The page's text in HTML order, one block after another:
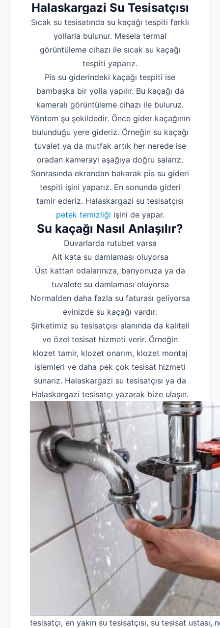
Halaskargazi Su Tesisatçısı
Sıcak su tesisatında su kaçağı tespiti farklı
yollarla bulunur. Mesela termal
görüntüleme cihazı ile sıcak su kaçağı
tespiti yaparız.
Pis su giderindeki kaçağı tespiti ise
bambaşka bir yolla yapılır. Bu kaçağı da
kameralı görüntüleme cihazı ile buluruz.
Yöntem şu şekildedir. Önce gider kaçağının
bulunduğu yere gideriz. Örneğin su kaçağı
tuvalet ya da mutfak artık her nerede ise
oradan kamerayı aşağıya doğru salarız.
Sonrasında ekrandan bakarak pis su gideri
tespiti işini yaparız. En sonunda gideri
tamir ederiz. Halaskargazi su tesisatçısı
petek temizliği işini de yapar.
Su kaçağı Nasıl Anlaşılır?
Duvarlarda rutubet varsa
Alt kata su damlaması oluyorsa
Üst kattan odalarınıza, banyonuza ya da
tuvalete su damlaması oluyorsa
Normalden daha fazla su faturası geliyorsa
evinizde su kaçağı vardır.
Şirketimiz su tesisatçısı alanında da kaliteli
ve özel tesisat hizmeti verir. Örneğin
klozet tamir, klozet onarım, klozet montaj
işlemleri ve daha pek çok tesisat hizmeti
sunarız. Halaskargazi su tesisatçısı ya da
Halaskargazi tesisatçı yazarak bize ulaşın.
tesisatçı, en yakın su tesisatçısı, su tesisat